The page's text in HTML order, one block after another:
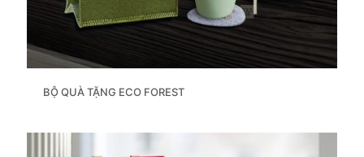
BỘ QUÀ TẶNG ECO FOREST